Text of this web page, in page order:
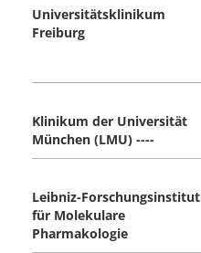
Universitätsklinikum
Freiburg
Klinikum der Universität
München (LMU) ----
Leibniz-Forschungsinstitut
für Molekulare
Pharmakologie